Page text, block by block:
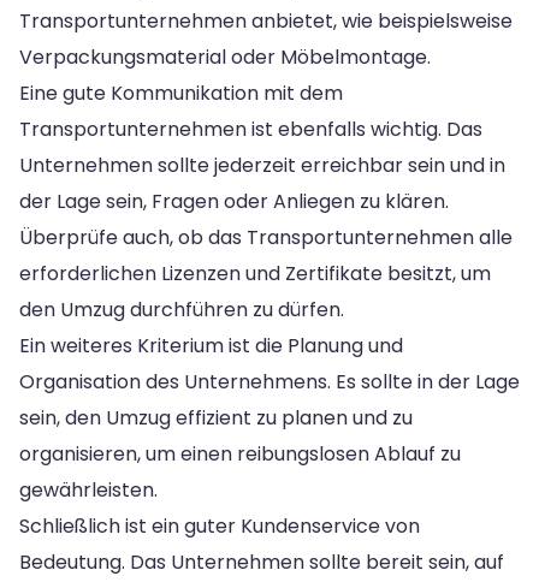
Transportunternehmen anbietet, wie beispielsweise
Verpackungsmaterial oder Möbelmontage.
Eine gute Kommunikation mit dem
Transportunternehmen ist ebenfalls wichtig. Das
Unternehmen sollte jederzeit erreichbar sein und in
der Lage sein, Fragen oder Anliegen zu klären.
Überprüfe auch, ob das Transportunternehmen alle
erforderlichen Lizenzen und Zertifikate besitzt, um
den Umzug durchführen zu dürfen.
Ein weiteres Kriterium ist die Planung und
Organisation des Unternehmens. Es sollte in der Lage
sein, den Umzug effizient zu planen und zu
organisieren, um einen reibungslosen Ablauf zu
gewährleisten.
Schließlich ist ein guter Kundenservice von
Bedeutung. Das Unternehmen sollte bereit sein, auf